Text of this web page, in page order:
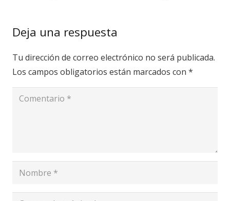
Deja una respuesta
Tu dirección de correo electrónico no será publicada.
Los campos obligatorios están marcados con *